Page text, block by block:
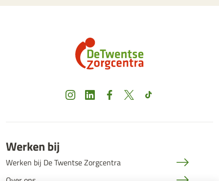
InstagramLinkedInFacebook
X TikTok
Werken bij
Werken bij De Twentse Zorgcentra